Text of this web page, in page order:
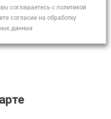
соглашаетесь с политикой
согласие на обработку
данных